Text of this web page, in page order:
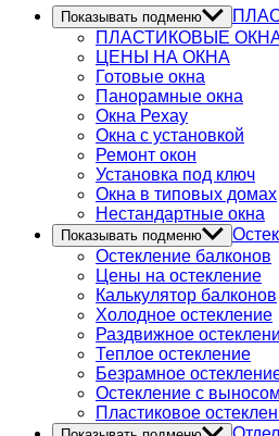
Показывать подменю
ПЛАСТИКОВЫЕ
ЦЕНЫ НА ОКНА
Готовые окна
Панорамные окна
Окна Рехау
Окна с установкой
Ремонт окон
Установка под ключ
Окна в типовых домах
Нестандартные окна
Показывать подменю
Остекление балконов
Цены на остекление
Калькулятор балконов
Холодное остекление
Раздвижное
Теплое остекление
Безрамное
Остекление с выносом
Пластиковое